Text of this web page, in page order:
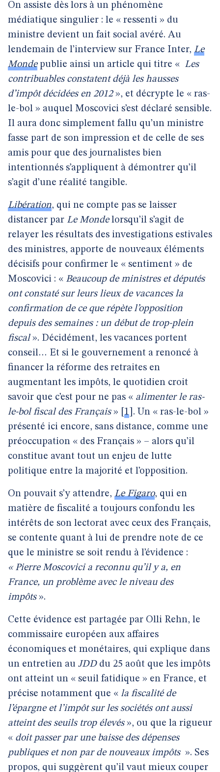
On assiste dès lors à un phénomène
médiatique singulier : le « ressenti » du
ministre devient un fait social avéré. Au
lendemain de l’interview sur France Inter, Le
Monde publie ainsi un article qui titre « Les
contribuables constatent déjà les hausses
d’impôt décidées en 2012», et décrypte le « ras-
le-bol » auquel Moscovici s’est déclaré sensible.
Il aura donc simplement fallu qu’un ministre
fasse part de son impression et de celle de ses
amis pour que des journalistes bien
intentionnés s’appliquent à démontrer qu’il
s’agit d’une réalité tangible.
Libération, qui ne compte pas se laisser
distancer par Le Mondelorsqu’il s’agit de
relayer les résultats des investigations estivales
des ministres, apporte de nouveaux éléments
décisifs pour confirmer le « sentiment » de
Moscovici : « Beaucoup de ministres et députés
ont constaté sur leurs lieux de vacances la
confirmation de ce que répète l’opposition
depuis des semaines : un début de trop-plein
fiscal». Décidément, les vacances portent
conseil… Et si le gouvernement a renoncé à
financer la réforme des retraites en
augmentant les impôts, le quotidien croit
savoir que c’est pour ne pas « alimenter le ras-
le-bol fiscal des Français» 1 . Un « ras-le-bol »
présenté ici encore, sans distance, comme une
préoccupation « des Français » – alors qu’il
constitue avant tout un enjeu de lutte
politique entre la majorité et l’opposition.
On pouvait s’y attendre, Le Figaro, qui en
matière de fiscalité a toujours confondu les
intérêts de son lectorat avec ceux des Français,
se contente quant à lui de prendre note de ce
que le ministre se soit rendu à l’évidence :
« Pierre Moscovici a reconnu qu’il y a, en
France, un problème avec le niveau des
impôts».
Cette évidence est partagée par Olli Rehn, le
commissaire européen aux affaires
économiques et monétaires, qui explique dans
un entretien au JDDdu 25 août que les impôts
ont atteint un « seuil fatidique » en France, et
précise notamment que « la fiscalité de
l’épargne et l’impôt sur les sociétés ont aussi
atteint des seuils trop élevés», ou que la rigueur
« doit passer par une baisse des dépenses
publiques et non par de nouveaux impôts ». Ses
propos, qui suggèrent qu’il vaut mieux couper